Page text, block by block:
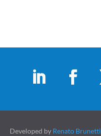
Developed by Renato Brunetti